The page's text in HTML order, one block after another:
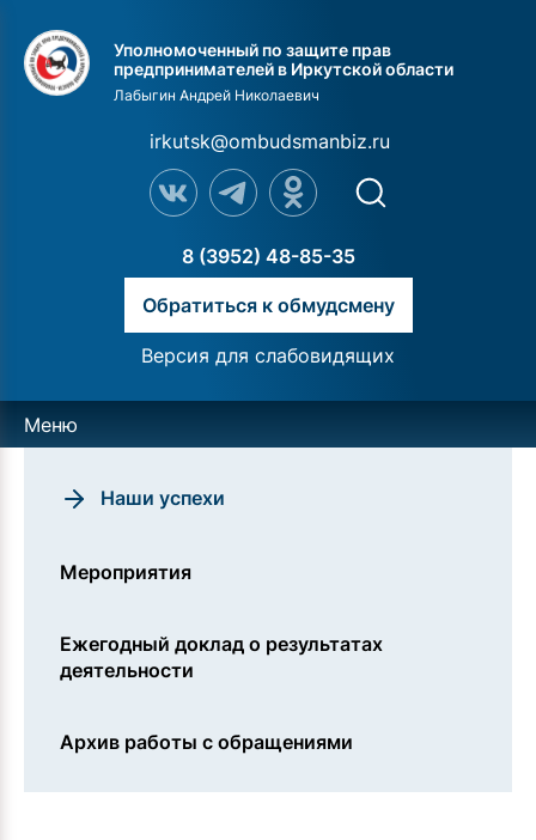
Уполномоченный по защите прав
предпринимателей в Иркутской области
Лабыгин Андрей Николаевич
irkutsk@ombudsmanbiz.ru
8 (3952) 48-85-35
Обратиться к обмудсмену
Версия для слабовидящих
Меню
Наши успехи
Мероприятия
Ежегодный доклад о результатах
деятельности
Архив работы с обращениями